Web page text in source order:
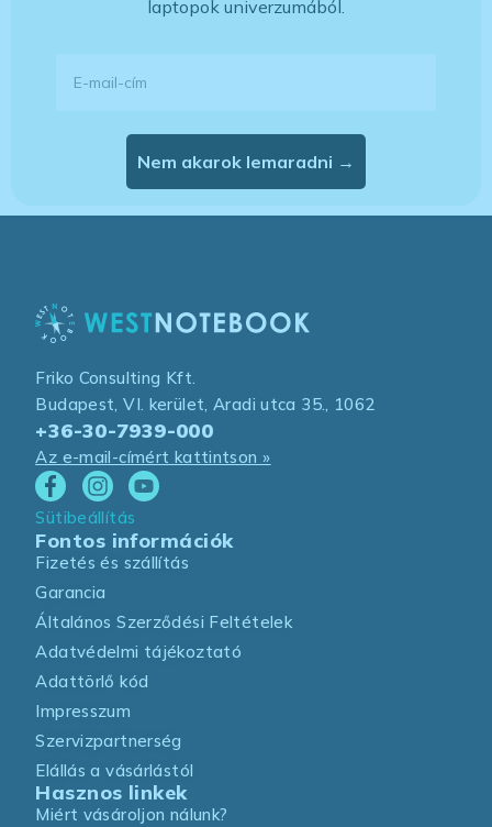
laptopok univerzumából.
Nem akarok lemaradni →
Friko Consulting Kft.
Budapest, VI. kerület, Aradi utca 35., 1062
+36-30-7939-000
Az e-mail-címért kattintson »
Sütibeállítás
Fontos információk
Fizetés és szállítás
Garancia
Általános Szerződési Feltételek
Adatvédelmi tájékoztató
Adattörlő kód
Impresszum
Szervizpartnerség
Elállás a vásárlástól
Hasznos linkek
Miért vásároljon nálunk?